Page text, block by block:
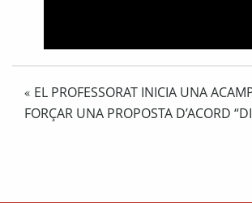
« EL PROFESSORAT INICIA UNA
FORÇAR UNA PROPOSTA D’ACORD